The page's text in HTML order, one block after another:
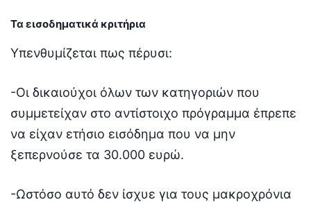
Τα εισοδηματικά κριτήρια
Υπενθυμίζεται πως πέρυσι:
-Οι δικαιούχοι όλων των κατηγοριών που
συμμετείχαν στο αντίστοιχο πρόγραμμα έπρεπε
να είχαν ετήσιο εισόδημα που να μην
ξεπερνούσε τα 30.000 ευρώ.
-Ωστόσο αυτό δεν ίσχυε για τους μακροχρόνια